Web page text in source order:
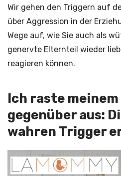
Wir gehen den Triggern auf
über Aggression in der
Wege auf, wie Sie auch als
genervte Elternteil wieder
reagieren können.
Ich raste meinem
gegenüber aus:
wahren Trigger